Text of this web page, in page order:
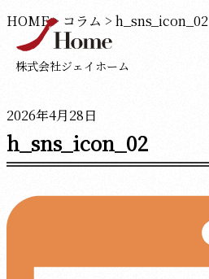
株式会社ジェイホーム
HOME> コラム > h_sns_icon_02
2026年4月28日
h_sns_icon_02